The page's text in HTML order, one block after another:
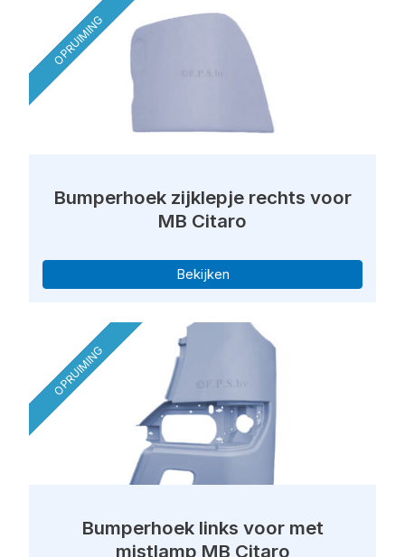
OPRUIMING
Bumperhoek zijklepje rechts voor
MB Citaro
Bekijken
OPRUIMING
Bumperhoek links voor met
mistlamp MB Citaro